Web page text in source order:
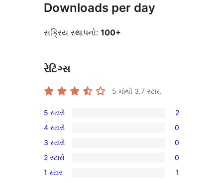
Downloads per day
સક્રિય સ્થાપનો: 100+
રેટિંગ્સ
5 માંથી 3.7 સ્ટાર.
2
5-
સ્ટાર
સમીક્ષાઓ
5 સ્ટારો 2
0
4-
સ્ટાર
સમીક્ષાઓ
4 સ્ટારો 0
0
3-
સ્ટાર
3 સ્ટારો 0
0
2-
2 સ્ટારો 0
1
1 સ્ટાર 1